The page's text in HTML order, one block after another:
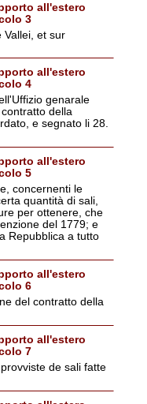
all'estero
3
Vallei, et sur
all'estero
4
genarale
della
e segnato li 28.
all'estero
5
concernenti le
quantità di sali,
per ottenere, che
del 1779; e
Repubblica a tutto
all'estero
6
del contratto della
all'estero
7
de sali fatte